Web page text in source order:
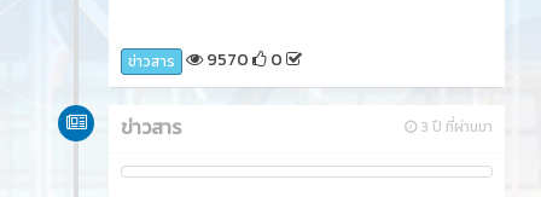
ข่าวสาร 9570 0
3 ปี ที่ผ่านมา
ข่าวสาร